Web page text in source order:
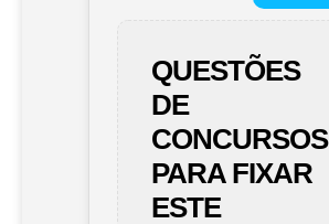
QUESTÕES
DE
CONCURSOS
PARA FIXAR
ESTE